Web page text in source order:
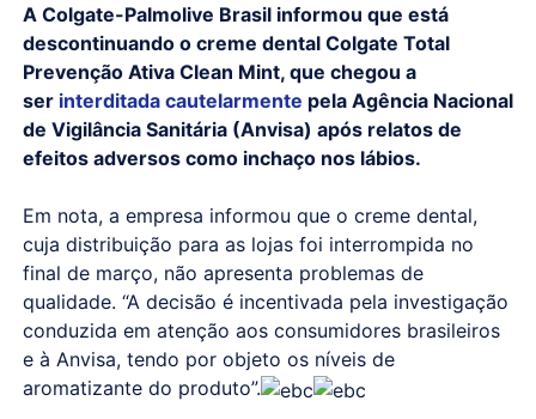
A Colgate-Palmolive Brasil informou que está
descontinuando o creme dental Colgate Total
Prevenção Ativa Clean Mint, que chegou a
serinterditada cautelarmente pela Agência Nacional
de Vigilância Sanitária (Anvisa) após relatos de
efeitos adversos como inchaço nos lábios.
Em nota, a empresa informou que o creme dental,
cuja distribuição para as lojas foi interrompida no
final de março, não apresenta problemas de
qualidade. “A decisão é incentivada pela investigação
conduzida em atenção aos consumidores brasileiros
e à Anvisa, tendo por objeto os níveis de
aromatizante do produto”.